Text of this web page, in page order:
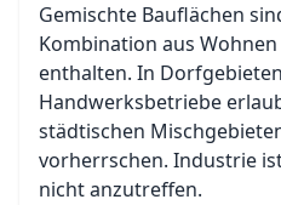
Gemischte Bauflächen
Kombination aus
enthalten. In
Handwerksbetriebe
städtischen
vorherrschen. Industrie
nicht anzutreffen.